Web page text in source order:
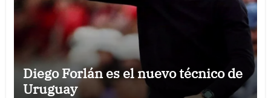
Diego Forlán es el nuevo técnico de
Uruguay